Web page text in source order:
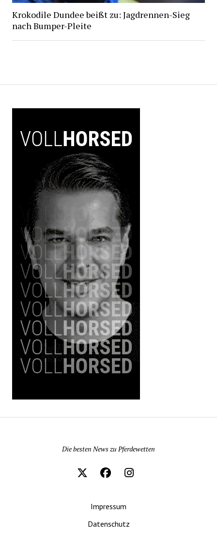
Krokodile Dundee beißt zu: Jagdrennen-Sieg
nach Bumper-Pleite
Die besten News zu Pferdewetten
Impressum
Datenschutz